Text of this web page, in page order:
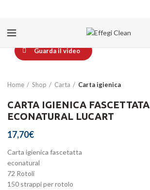
Guarda il video
Home Shop Carta Carta igienica
CARTA IGIENICA FASCETTATA
ECONATURAL LUCART
17,70€
Carta igienica fascetatta
econatural
72 Rotoli
150 strappi per rotolo